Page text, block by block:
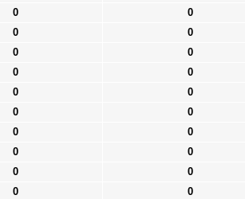
0 0
0 0
0 0
0 0
0 0
0 0
0 0
0 0
0 0
0 0